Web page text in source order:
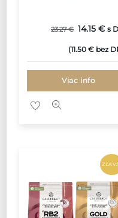
23.27€ Pôvodná
cena
bola:
23.27 €.
14.15€
je:
s
(11.50€ bez
Viac info